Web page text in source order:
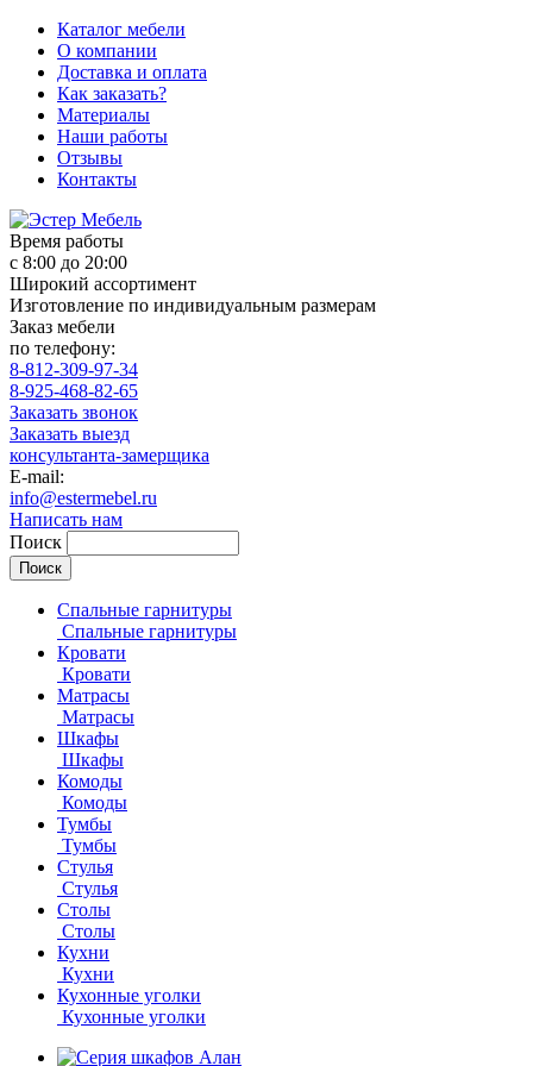
Каталог мебели
О компании
Доставка и оплата
Как заказать?
Материалы
Наши работы
Отзывы
Контакты
Время работы
с 8:00 до 20:00
Широкий ассортимент
Изготовление по индивидуальным размерам
Заказ мебели
по телефону:
8-812-309-97-34
8-925-468-82-65
Заказать звонок
Заказать выезд
консультанта-замерщика
E-mail:
info@estermebel.ru
Написать нам
Поиск
Спальные гарнитуры
Спальные гарнитуры
Кровати
Кровати
Матрасы
Матрасы
Шкафы
Шкафы
Комоды
Комоды
Тумбы
Тумбы
Стулья
Стулья
Столы
Столы
Кухни
Кухни
Кухонные уголки
Кухонные уголки